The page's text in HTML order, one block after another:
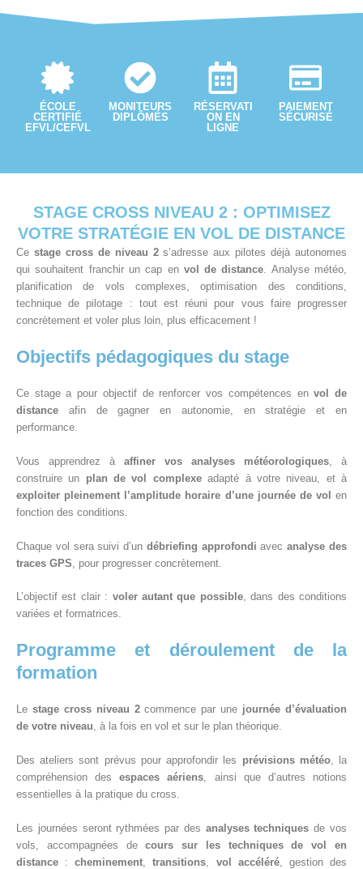
ÉCOLE
CERTIFIÉ
EFVL/CEFVL
MONITEURS
DIPLÔMÉS
RÉSERVATI
ON EN
LIGNE
PAIEMENT
SÉCURISÉ
STAGE CROSS NIVEAU 2 : OPTIMISEZ
VOTRE STRATÉGIE EN VOL DE DISTANCE
Ce stage cross de niveau 2s’adresse aux pilotes déjà autonomes
qui souhaitent franchir un cap en vol de distance. Analyse météo,
planification de vols complexes, optimisation des conditions,
technique de pilotage : tout est réuni pour vous faire progresser
concrètement et voler plus loin, plus efficacement !
Objectifs pédagogiques du stage
Ce stage a pour objectif de renforcer vos compétences envol de
distance afin de gagner en autonomie, en stratégie et en
performance.
Vous apprendrez à affiner vos analyses météorologiques , à
construire un plan de vol complexeadapté à votre niveau, et à
exploiter pleinement l’amplitude horaire d’une journée de vol en
fonction des conditions.
Chaque vol sera suivi d’un débriefing approfondi avecanalyse des
traces GPS , pour progresser concrètement.
L’objectif est clair : voler autant que possible, dans des conditions
variées et formatrices.
Programme et déroulement de la
formation
Le stage cross niveau 2commence par une journée d’évaluation
de votre niveau, à la fois en vol et sur le plan théorique.
Des ateliers sont prévus pour approfondir les prévisions météo, la
compréhension desespaces aériens , ainsi que d’autres notions
essentielles à la pratique du cross.
Les journées seront rythmées par des analyses techniques de vos
vols, accompagnées decours sur les techniques de vol en
distance :cheminement ,transitions vol accéléré, gestion des